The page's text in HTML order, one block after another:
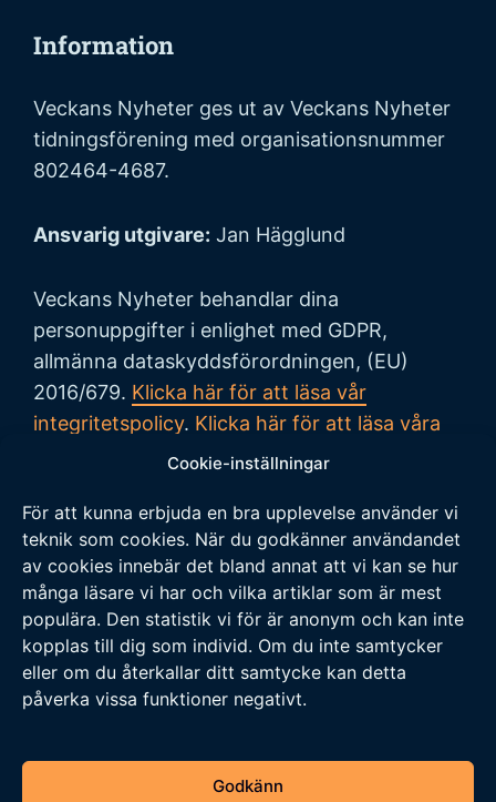
Cookie-inställningar
För att kunna erbjuda en bra upplevelse använder vi
teknik som cookies. När du godkänner användandet
av cookies innebär det bland annat att vi kan se hur
många läsare vi har och vilka artiklar som är mest
populära. Den statistik vi för är anonym och kan inte
kopplas till dig som individ. Om du inte samtycker
eller om du återkallar ditt samtycke kan detta
påverka vissa funktioner negativt.
Godkänn
Information
Veckans Nyheter ges ut av Veckans Nyheter
tidningsförening med organisationsnummer
802464-4687.
Ansvarig utgivare: Jan Hägglund
Veckans Nyheter behandlar dina
personuppgifter i enlighet med GDPR,
allmänna dataskyddsförordningen, (EU)
2016/679. Klicka här för att läsa vår
integritetspolicy. Klicka här för att läsa våra
allmänna villkor vid köp.
Tipsa oss
Vi tar tacksamt emot tips på nyheter och
händelser som vi borde skriva om. Skicka ditt
tips till följande adress:
tipsa@veckansnyheter.se
https://umebladet.se